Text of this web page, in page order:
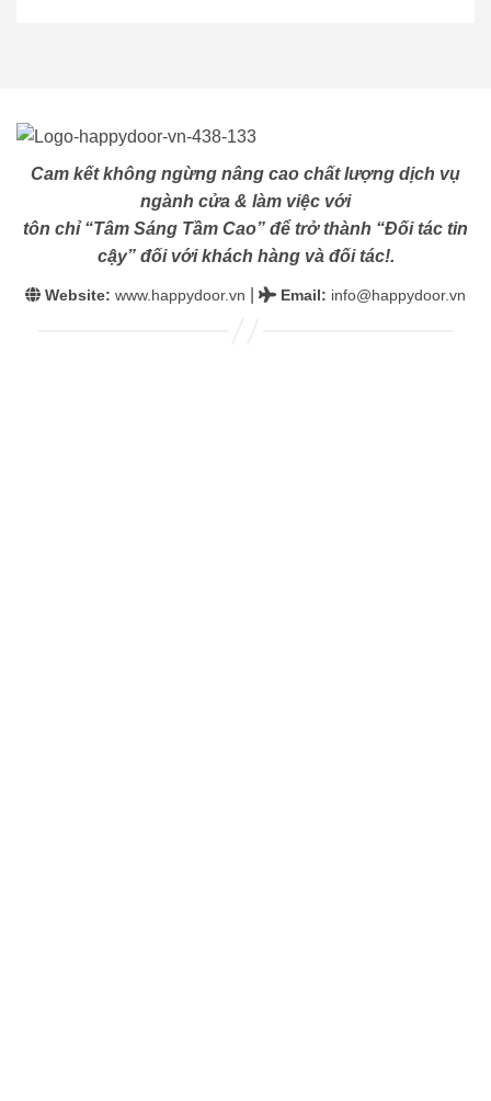
Cam kết không ngừng nâng cao chất lượng dịch vụ
ngành cửa & làm việc với
tôn chỉ “Tâm Sáng Tầm Cao” để trở thành “Đối tác tin
cậy” đối với khách hàng và đối tác!.
Website: www.happydoor.vn Email: info@happydoor.vn